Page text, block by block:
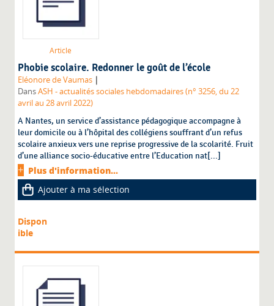
Article
Phobie scolaire. Redonner le goût de l’école
Eléonore de Vaumas |
DansASH - actualités sociales hebdomadaires (n° 3256, du 22
avril au 28 avril 2022)
A Nantes, un service d’assistance pédagogique accompagne à
leur domicile ou à l’hôpital des collégiens souffrant d’un refus
scolaire anxieux vers une reprise progressive de la scolarité. Fruit
d’une alliance socio-éducative entre l’Education nat[...]
Plus d'information...
Ajouter à ma sélection
Dispon
ible